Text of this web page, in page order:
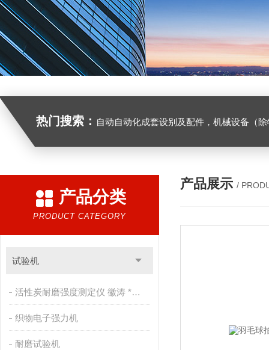
热门搜索： 自动自动化成套设别及配件，机械设备（除特种设备）及配件制造，加工（以上限分支机构经营），设计，批发，零售，模具，五金制品，工具加工（限分支机构经营），设计，批发，零售。五金交电，金属材料，金属制品，不锈钢制品，建筑材料，钢材，橡塑制品，环保设备，润滑剂，汽车配件，摩托车配件的批发，零售。（企业经营涉及行政许可的，凭许可证件经营）化成套设别及配件，机械设备（除特种设
产品分类
PRODUCT CATEGORY
试验机
活性炭耐磨强度测定仪 徽涛 *售后
织物电子强力机
耐磨试验机
产品展示 /